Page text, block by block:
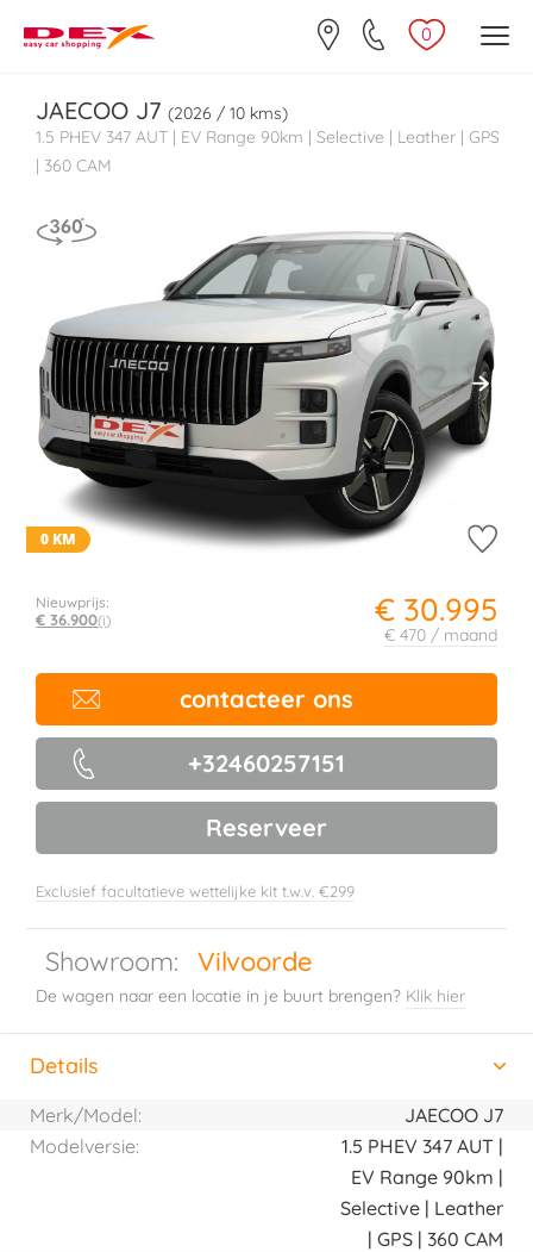
0
JAECOO J7 (2026 / 10 kms)
1.5 PHEV 347 AUT | EV Range 90km | Selective | Leather | GPS
| 360 CAM
0 KM
€ 30.995
€ 470 / maand
Nieuwprijs:
€ 36.900(i)
contacteer ons
+32460257151
Reserveer
Exclusief facultatieve wettelijke kit t.w.v. €299
Showroom: Vilvoorde
De wagen naar een locatie in je buurt brengen? Klik hier
Horizontal tab group
Details
Merk/Model:
JAECOO J7
Modelversie:
1.5 PHEV 347 AUT |
EV Range 90km |
Selective | Leather
| GPS | 360 CAM